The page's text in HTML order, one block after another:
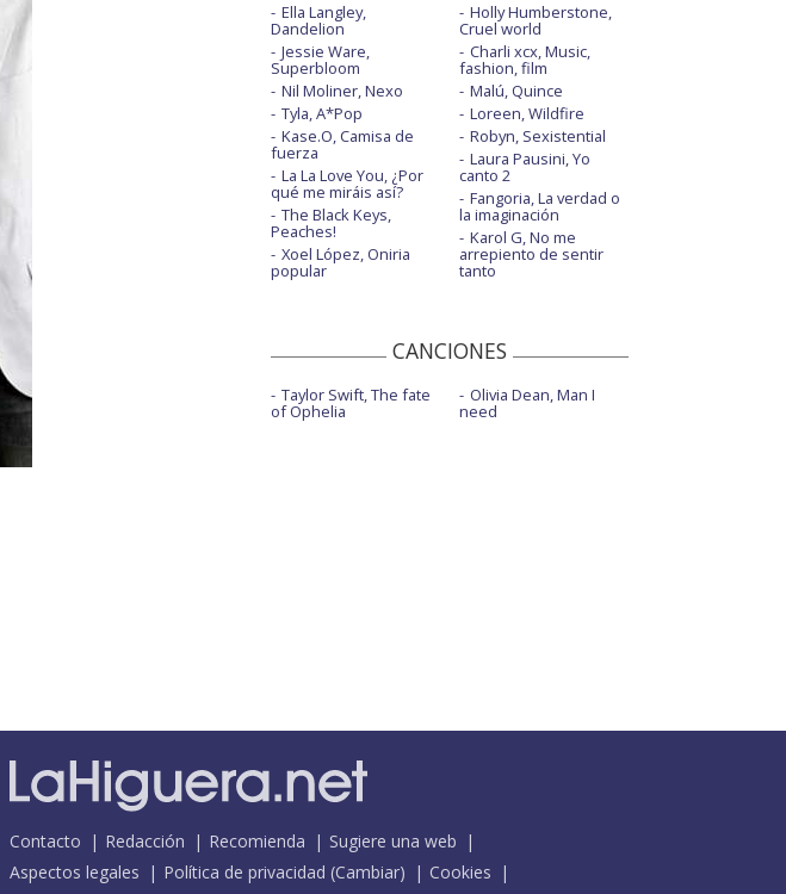
Ella Langley,
Dandelion
Jessie Ware,
Superbloom
Nil Moliner, Nexo
Tyla, A*Pop
Kase.O, Camisa de
fuerza
La La Love You, ¿Por
qué me miráis así?
The Black Keys,
Peaches!
Xoel López, Oniria
popular
Holly Humberstone,
Cruel world
Charli xcx, Music,
fashion, film
Malú, Quince
Loreen, Wildfire
Robyn, Sexistential
Laura Pausini, Yo
canto 2
Fangoria, La verdad o
la imaginación
Karol G, No me
arrepiento de sentir
tanto
CANCIONES
Taylor Swift, The fate
of Ophelia
Olivia Dean, Man I
need
Contacto Redacción Recomienda
Sugiere una web
Aspectos legales
Política de privacidad (Cambiar)
Cookies